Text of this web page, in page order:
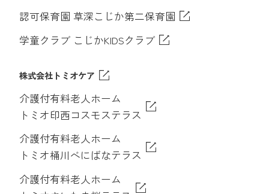
認可保育園 草深こじか第二保育園
学童クラブ こじかKIDSクラブ
株式会社トミオケア
介護付有料老人ホーム
トミオ印西コスモステラス
介護付有料老人ホーム
トミオ桶川べにばなテラス
介護付有料老人ホーム